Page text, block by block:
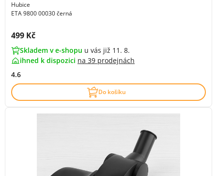
Hubice
ETA 9800 00030 černá
Cena s DPH:
499 Kč
Skladem v e-shopu u vás již 11. 8.
ihned k dispozici na 39 prodejnách
4.6
Do košíku